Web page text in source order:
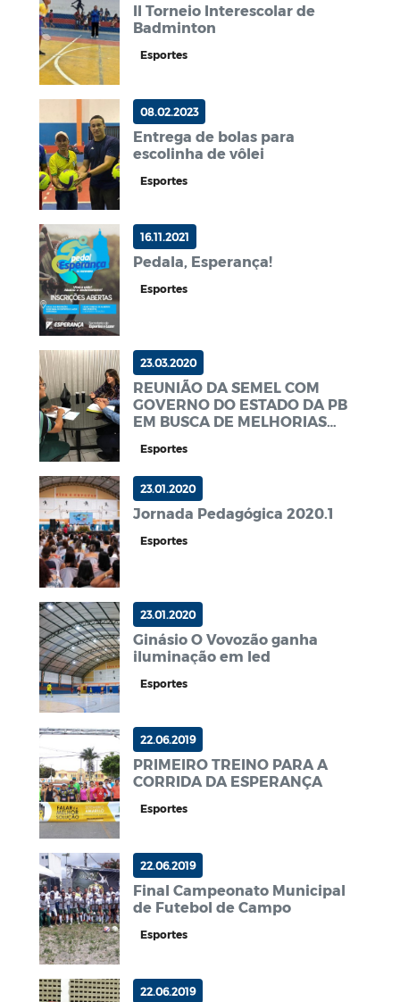
II Torneio Interescolar de
Badminton
Esportes
08.02.2023
Entrega de bolas para
escolinha de vôlei
Esportes
16.11.2021
Pedala, Esperança!
Esportes
23.03.2020
REUNIÃO DA SEMEL COM
GOVERNO DO ESTADO DA PB
EM BUSCA DE MELHORIAS
ESPERANCENSE
Esportes
23.01.2020
Jornada Pedagógica 2020.1
Esportes
23.01.2020
Ginásio O Vovozão ganha
iluminação em led
Esportes
22.06.2019
PRIMEIRO TREINO PARA A
CORRIDA DA ESPERANÇA
Esportes
22.06.2019
Final Campeonato Municipal
de Futebol de Campo
Esportes
22.06.2019